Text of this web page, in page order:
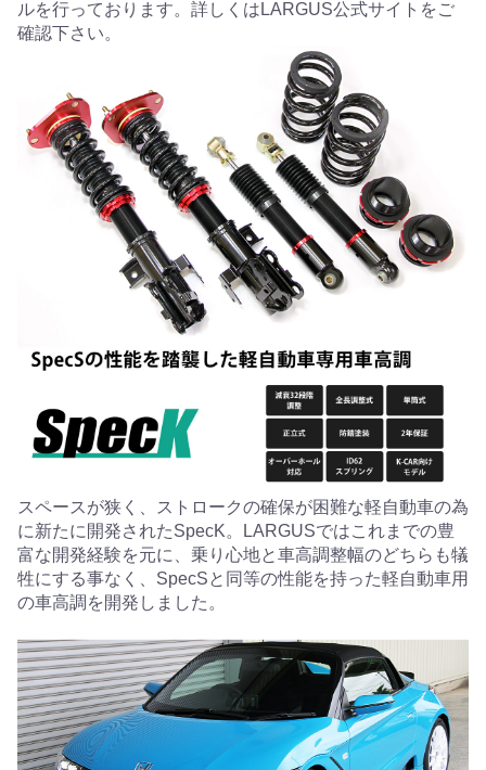
ルを行っております。詳しくはLARGUS公式サイトをご
確認下さい。
スペースが狭く、ストロークの確保が困難な軽自動車の為
に新たに開発されたSpecK。LARGUSではこれまでの豊
富な開発経験を元に、乗り心地と車高調整幅のどちらも犠
牲にする事なく、SpecSと同等の性能を持った軽自動車用
の車高調を開発しました。